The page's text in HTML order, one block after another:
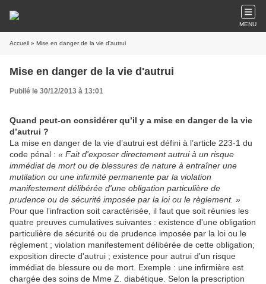
MENU
Accueil » Mise en danger de la vie d'autrui
Mise en danger de la vie d'autrui
Publié le 30/12/2013 à 13:01
Quand peut-on considérer qu’il y a mise en danger de la vie
d’autrui ?
La mise en danger de la vie d’autrui est défini à l’article 223-1 du
code pénal : « Fait d'exposer directement autrui à un risque
immédiat de mort ou de blessures de nature à entraîner une
mutilation ou une infirmité permanente par la violation
manifestement délibérée d'une obligation particulière de
prudence ou de sécurité imposée par la loi ou le règlement. »
Pour que l’infraction soit caractérisée, il faut que soit réunies les
quatre preuves cumulatives suivantes : existence d'une obligation
particulière de sécurité ou de prudence imposée par la loi ou le
règlement ; violation manifestement délibérée de cette obligation;
exposition directe d'autrui ; existence pour autrui d'un risque
immédiat de blessure ou de mort. Exemple : une infirmière est
chargée des soins de Mme Z. diabétique. Selon la prescription